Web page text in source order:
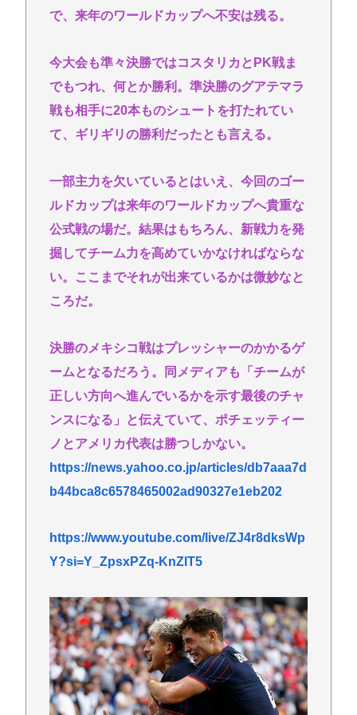
で、来年のワールドカップへ不安は残る。
今大会も準々決勝ではコスタリカとPK戦ま
でもつれ、何とか勝利。準決勝のグアテマラ
戦も相手に20本ものシュートを打たれてい
て、ギリギリの勝利だったとも言える。
一部主力を欠いているとはいえ、今回のゴー
ルドカップは来年のワールドカップへ貴重な
公式戦の場だ。結果はもちろん、新戦力を発
掘してチーム力を高めていかなければならな
い。ここまでそれが出来ているかは微妙なと
ころだ。
決勝のメキシコ戦はプレッシャーのかかるゲ
ームとなるだろう。同メディアも「チームが
正しい方向へ進んでいるかを示す最後のチャ
ンスになる」と伝えていて、ポチェッティー
ノとアメリカ代表は勝つしかない。
https://news.yahoo.co.jp/articles/db7aaa7d
b44bca8c6578465002ad90327e1eb202
https://www.youtube.com/live/ZJ4r8dksWp
Y?si=Y_ZpsxPZq-KnZlT5